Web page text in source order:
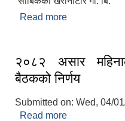
Read more
२०८२ असार
बैठकको निर्णय
Submitted on: Wed, 04/
Read more